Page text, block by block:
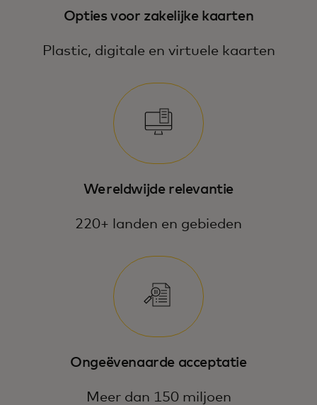
Opties voor zakelijke kaarten
Plastic, digitale en virtuele kaarten
Wereldwijde relevantie
220+ landen en gebieden
Ongeëvenaarde acceptatie
Meer dan 150 miljoen